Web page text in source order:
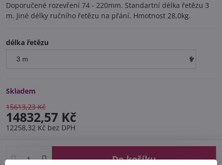
Doporučené rozevření 74 - 220mm. Standartní délka řetězu 3
m. Jiné délky ručního řetězu na přání. Hmotnost 28,0kg.
délka řetězu
Skladem
15613,23 Kč
14832,57 Kč
12258,32 Kč bez DPH
Do košíku